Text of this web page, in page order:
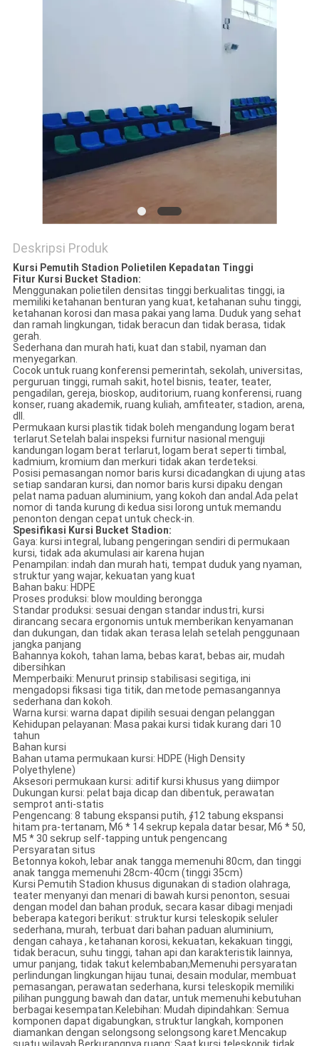
Deskripsi Produk
Kursi Pemutih Stadion Polietilen Kepadatan Tinggi
Fitur Kursi Bucket Stadion:
Menggunakan polietilen densitas tinggi berkualitas tinggi, ia
memiliki ketahanan benturan yang kuat, ketahanan suhu tinggi,
ketahanan korosi dan masa pakai yang lama. Duduk yang sehat
dan ramah lingkungan, tidak beracun dan tidak berasa, tidak
gerah.
Sederhana dan murah hati, kuat dan stabil, nyaman dan
menyegarkan.
Cocok untuk ruang konferensi pemerintah, sekolah, universitas,
perguruan tinggi, rumah sakit, hotel bisnis, teater, teater,
pengadilan, gereja, bioskop, auditorium, ruang konferensi, ruang
konser, ruang akademik, ruang kuliah, amfiteater, stadion, arena,
dll.
Permukaan kursi plastik tidak boleh mengandung logam berat
terlarut.Setelah balai inspeksi furnitur nasional menguji
kandungan logam berat terlarut, logam berat seperti timbal,
kadmium, kromium dan merkuri tidak akan terdeteksi.
Posisi pemasangan nomor baris kursi dicadangkan di ujung atas
setiap sandaran kursi, dan nomor baris kursi dipaku dengan
pelat nama paduan aluminium, yang kokoh dan andal.Ada pelat
nomor di tanda kurung di kedua sisi lorong untuk memandu
penonton dengan cepat untuk check-in.
Spesifikasi Kursi Bucket Stadion:
Gaya: kursi integral, lubang pengeringan sendiri di permukaan
kursi, tidak ada akumulasi air karena hujan
Penampilan: indah dan murah hati, tempat duduk yang nyaman,
struktur yang wajar, kekuatan yang kuat
Bahan baku: HDPE
Proses produksi: blow moulding berongga
Standar produksi: sesuai dengan standar industri, kursi
dirancang secara ergonomis untuk memberikan kenyamanan
dan dukungan, dan tidak akan terasa lelah setelah penggunaan
jangka panjang
Bahannya kokoh, tahan lama, bebas karat, bebas air, mudah
dibersihkan
Memperbaiki: Menurut prinsip stabilisasi segitiga, ini
mengadopsi fiksasi tiga titik, dan metode pemasangannya
sederhana dan kokoh.
Warna kursi: warna dapat dipilih sesuai dengan pelanggan
Kehidupan pelayanan: Masa pakai kursi tidak kurang dari 10
tahun
Bahan kursi
Bahan utama permukaan kursi: HDPE (High Density
Polyethylene)
Aksesori permukaan kursi: aditif kursi khusus yang diimpor
Dukungan kursi: pelat baja dicap dan dibentuk, perawatan
semprot anti-statis
Pengencang: 8 tabung ekspansi putih, ∮12 tabung ekspansi
hitam pra-tertanam, M6 * 14 sekrup kepala datar besar, M6 * 50,
M5 * 30 sekrup self-tapping untuk pengencang
Persyaratan situs
Betonnya kokoh, lebar anak tangga memenuhi 80cm, dan tinggi
anak tangga memenuhi 28cm-40cm (tinggi 35cm)
Kursi Pemutih Stadion khusus digunakan di stadion olahraga,
teater menyanyi dan menari di bawah kursi penonton, sesuai
dengan model dan bahan produk, secara kasar dibagi menjadi
beberapa kategori berikut: struktur kursi teleskopik seluler
sederhana, murah, terbuat dari bahan paduan aluminium,
dengan cahaya , ketahanan korosi, kekuatan, kekakuan tinggi,
tidak beracun, suhu tinggi, tahan api dan karakteristik lainnya,
umur panjang, tidak takut kelembaban;Memenuhi persyaratan
perlindungan lingkungan hijau tunai, desain modular, membuat
pemasangan, perawatan sederhana, kursi teleskopik memiliki
pilihan punggung bawah dan datar, untuk memenuhi kebutuhan
berbagai kesempatan.Kelebihan: Mudah dipindahkan: Semua
komponen dapat digabungkan, struktur langkah, komponen
diamankan dengan selongsong selongsong karet.Mencakup